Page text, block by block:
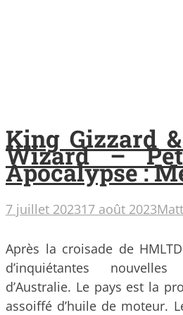
King Gizzard
Wizard –
Apocalypse :
7 juillet 202317 août 2023
Après la croisade de
d’inquiétantes
d’Australie. Le pays est la
assoiffé d’huile de moteur.